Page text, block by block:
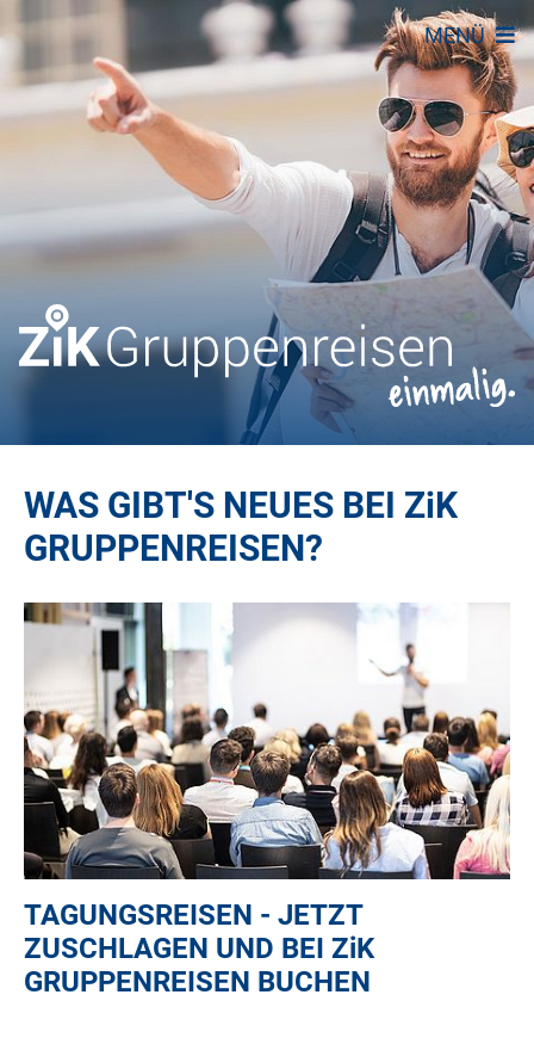
MENÜ
WAS GIBT'S NEUES BEI ZiK
GRUPPENREISEN?
TAGUNGSREISEN - JETZT
ZUSCHLAGEN UND BEI ZiK
GRUPPENREISEN BUCHEN